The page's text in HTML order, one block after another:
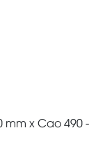
mm x Cao 490 -